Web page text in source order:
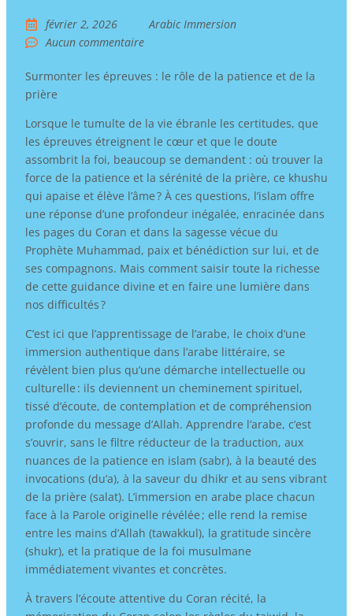
février 2, 2026
Arabic Immersion
Aucun commentaire
Surmonter les épreuves : le rôle de la patience et de la
prière
Lorsque le tumulte de la vie ébranle les certitudes, que
les épreuves étreignent le cœur et que le doute
assombrit la foi, beaucoup se demandent : où trouver la
force de la patience et la sérénité de la prière, ce khushu
qui apaise et élève l’âme ? À ces questions, l’islam offre
une réponse d’une profondeur inégalée, enracinée dans
les pages du Coran et dans la sagesse vécue du
Prophète Muhammad, paix et bénédiction sur lui, et de
ses compagnons. Mais comment saisir toute la richesse
de cette guidance divine et en faire une lumière dans
nos difficultés ?
C’est ici que l’apprentissage de l’arabe, le choix d’une
immersion authentique dans l’arabe littéraire, se
révèlent bien plus qu’une démarche intellectuelle ou
culturelle : ils deviennent un cheminement spirituel,
tissé d’écoute, de contemplation et de compréhension
profonde du message d’Allah. Apprendre l’arabe, c’est
s’ouvrir, sans le filtre réducteur de la traduction, aux
nuances de la patience en islam (sabr), à la beauté des
invocations (du’a), à la saveur du dhikr et au sens vibrant
de la prière (salat). L’immersion en arabe place chacun
face à la Parole originelle révélée ; elle rend la remise
entre les mains d’Allah (tawakkul), la gratitude sincère
(shukr), et la pratique de la foi musulmane
immédiatement vivantes et concrètes.
À travers l’écoute attentive du Coran récité, la